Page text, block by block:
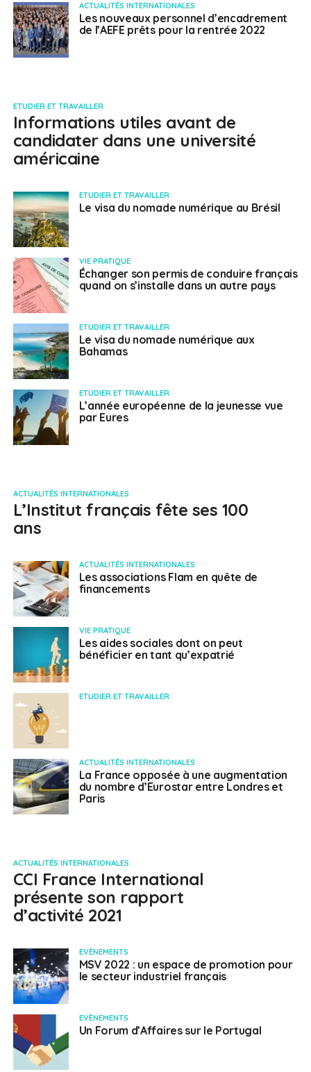
ACTUALITÉS INTERNATIONALES
Les nouveaux personnel d’encadrement
de l’AEFE prêts pour la rentrée 2022
ETUDIER ET TRAVAILLER
Informations utiles avant de
candidater dans une université
américaine
ETUDIER ET TRAVAILLER
Le visa du nomade numérique au Brésil
VIE PRATIQUE
Échanger son permis de conduire français
quand on s’installe dans un autre pays
ETUDIER ET TRAVAILLER
Le visa du nomade numérique aux
Bahamas
ETUDIER ET TRAVAILLER
L’année européenne de la jeunesse vue
par Eures
ACTUALITÉS INTERNATIONALES
L’Institut français fête ses 100
ans
ACTUALITÉS INTERNATIONALES
Les associations Flam en quête de
financements
VIE PRATIQUE
Les aides sociales dont on peut
bénéficier en tant qu’expatrié
ETUDIER ET TRAVAILLER
ACTUALITÉS INTERNATIONALES
La France opposée à une augmentation
du nombre d’Eurostar entre Londres et
Paris
ACTUALITÉS INTERNATIONALES
CCI France International
présente son rapport
d’activité 2021
EVÈNEMENTS
MSV 2022 : un espace de promotion pour
le secteur industriel français
EVÈNEMENTS
Un Forum d’Affaires sur le Portugal